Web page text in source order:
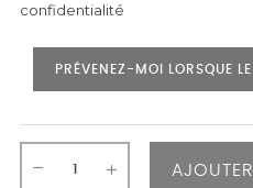
confidentialité
PRÉVENEZ-MOI LORSQUE